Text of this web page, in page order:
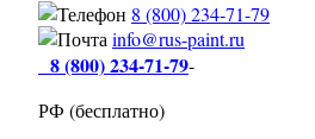
8 (800) 234-71-79
info@rus-paint.ru
8 (800) 234-71-79-
РФ (бесплатно)